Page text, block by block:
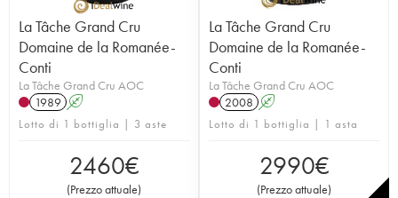
La Tâche Grand Cru
Domaine de la Romanée-
Conti
La Tâche Grand Cru AOC
1989 A
Lotto di 1 bottiglia | 3 aste
2460€
(Prezzo attuale)
La Tâche Grand Cru
Domaine de la Romanée-
Conti
La Tâche Grand Cru AOC
2008 A
Lotto di 1 bottiglia | 1 asta
2990€
(Prezzo attuale)